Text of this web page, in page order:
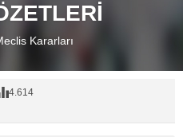
Kararları
4.614